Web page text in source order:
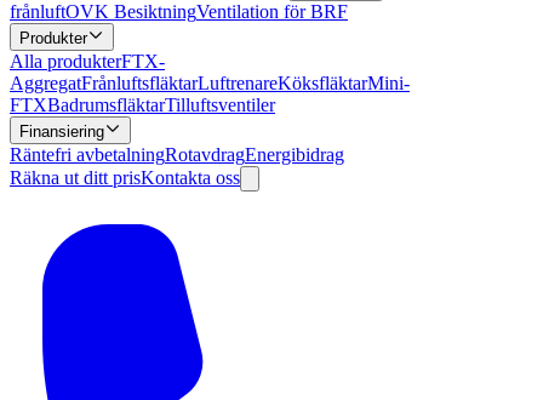
frånluftOVK BesiktningVentilation för BRF
Produkter
Alla produkterFTX-
AggregatFrånluftsfläktarLuftrenareKöksfläktarMini-
FTXBadrumsfläktarTilluftsventiler
Finansiering
Räntefri avbetalningRotavdragEnergibidrag
Räkna ut ditt prisKontakta oss